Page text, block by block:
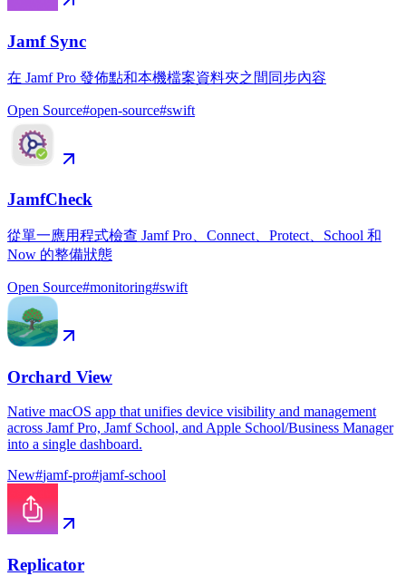
Jamf Sync
在 Jamf Pro 發佈點和本機檔案資料夾之間同步內容
Open Source#open-source#swift
JamfCheck
從單一應用程式檢查 Jamf Pro、Connect、Protect、School 和
Now 的整備狀態
Open Source#monitoring#swift
Orchard View
Native macOS app that unifies device visibility and management
across Jamf Pro, Jamf School, and Apple School/Business Manager
into a single dashboard.
New#jamf-pro#jamf-school
Replicator